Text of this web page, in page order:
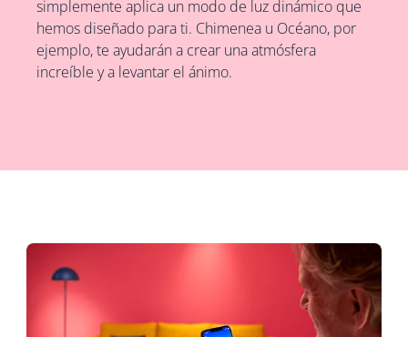
simplemente aplica un modo de luz dinámico que
hemos diseñado para ti. Chimenea u Océano, por
ejemplo, te ayudarán a crear una atmósfera
increíble y a levantar el ánimo.